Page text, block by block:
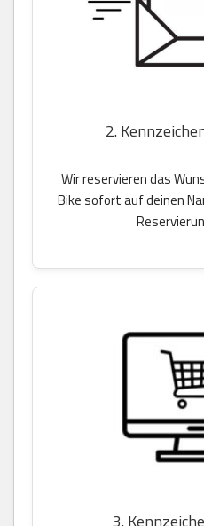
2.
Wir reservieren das
Bike sofort auf deinen
3.